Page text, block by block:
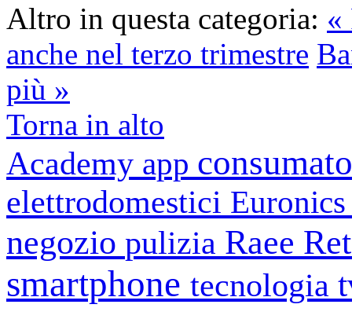
Altro in questa categoria: «
anche nel terzo trimestre
più »
Torna in alto
Academy app
elettrodomestici
negozio pulizia Raee
smartphone tecnologia